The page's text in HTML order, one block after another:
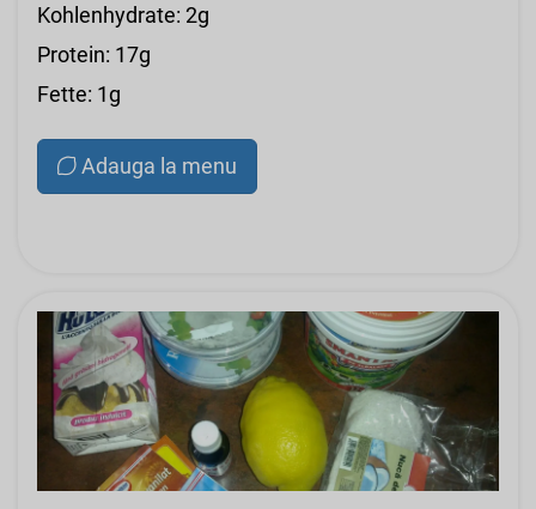
Kohlenhydrate: 2g
Protein: 17g
Fette: 1g
Adauga la menu